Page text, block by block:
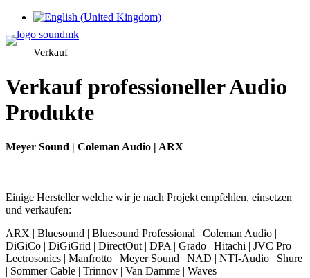
Sprache auswählen
Verkauf
Verkauf professioneller Audio
Produkte
Meyer Sound | Coleman Audio | ARX
Einige Hersteller welche wir je nach Projekt empfehlen, einsetzen
und verkaufen:
ARX | Bluesound | Bluesound Professional | Coleman Audio |
DiGiCo | DiGiGrid | DirectOut | DPA | Grado | Hitachi | JVC Pro |
Lectrosonics | Manfrotto | Meyer Sound | NAD | NTI-Audio | Shure
| Sommer Cable | Trinnov | Van Damme | Waves